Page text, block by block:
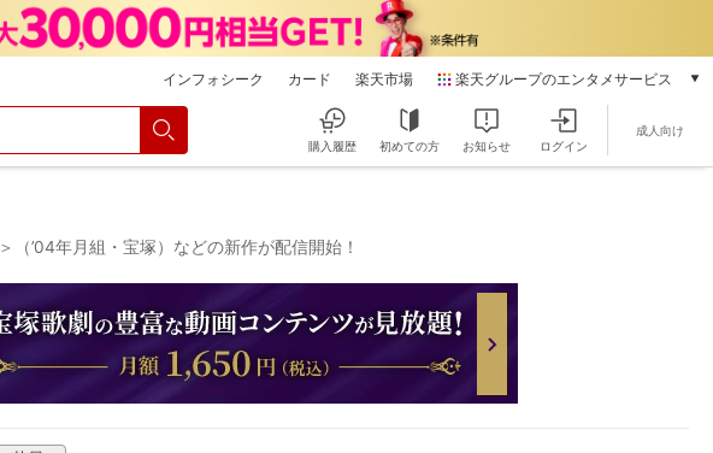
インフォシーク カード 楽天市場 楽天グループのエンタメサービス
本/ゲーム/CD/DVD
雑誌読み放題
音楽配信
動画配信
動画配信ガイド
購入履歴 初めての方 お知らせ ログイン
成人向け
’04年月組・宝塚）などの新作が配信開始！